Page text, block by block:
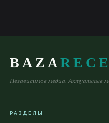
BAZA
Независимое медиа. Актуальные
РАЗДЕЛЫ